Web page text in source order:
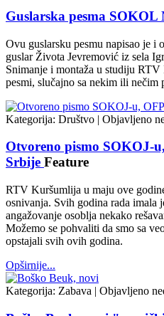
Guslarska pesma
Ovu guslarsku pesmu napisao je i
guslar Života Jevremović iz sela
Snimanje i montaža u studiju
pesmi, slučajno sa nekim ili nečim
Kategorija: Društvo | Objavljeno
Otvoreno pismo SOKOJ-
Srbije Feature
RTV Kuršumlija u maju ove
osnivanja. Svih godina rada imala
angažovanje osoblja nekako
Možemo se pohvaliti da smo sa
opstajali svih ovih godina.
Opširnije...
Kategorija: Zabava | Objavljeno